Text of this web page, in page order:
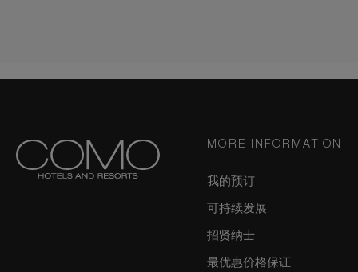
MORE INFORMATION
我的预订
可持续发展
招贤纳士
最优惠价格保证